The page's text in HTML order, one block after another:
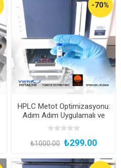
-70%
HPLC Metot Optimizasyonu:
Adım Adım Uygulamalı ve
Çevrimiçi Canlı Yayın
₺1000.00 ₺299.00